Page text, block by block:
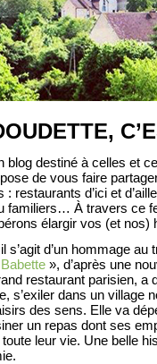
blog destiné à celles et
de vous faire
restaurants d’ici et
familiers… À travers ce
élargir vos (et nos)
s’agit d’un hommage au
», d’après une
restaurant parisien, a
s’exiler dans un village
des sens. Elle va
un repas dont ses
leur vie. Une belle